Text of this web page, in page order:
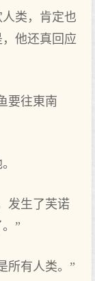
类，肯定也
他还真回应
要往東南
发生了芙诺
”
所‌有人类。”